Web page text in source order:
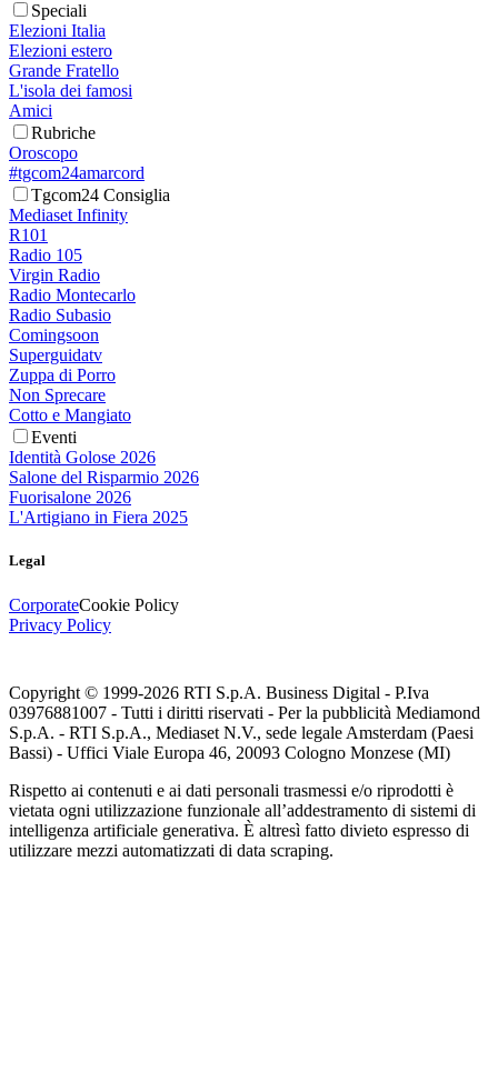
Speciali
Elezioni Italia
Elezioni estero
Grande Fratello
L'isola dei famosi
Amici
Rubriche
Oroscopo
#tgcom24amarcord
Tgcom24 Consiglia
Mediaset Infinity
R101
Radio 105
Virgin Radio
Radio Montecarlo
Radio Subasio
Comingsoon
Superguidatv
Zuppa di Porro
Non Sprecare
Cotto e Mangiato
Eventi
Identità Golose 2026
Salone del Risparmio 2026
Fuorisalone 2026
L'Artigiano in Fiera 2025
Legal
CorporateCookie Policy
Privacy Policy
Copyright © 1999-2026 RTI S.p.A. Business Digital - P.Iva
03976881007 - Tutti i diritti riservati - Per la pubblicità Mediamond
S.p.A. - RTI S.p.A., Mediaset N.V., sede legale Amsterdam (Paesi
Bassi) - Uffici Viale Europa 46, 20093 Cologno Monzese (MI)
Rispetto ai contenuti e ai dati personali trasmessi e/o riprodotti è
vietata ogni utilizzazione funzionale all’addestramento di sistemi di
intelligenza artificiale generativa. È altresì fatto divieto espresso di
utilizzare mezzi automatizzati di data scraping.